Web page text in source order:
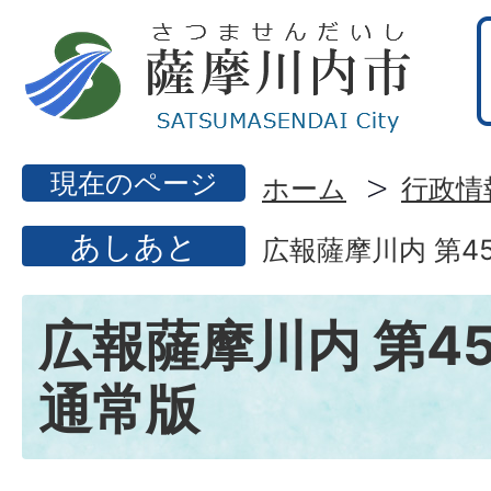
現在のページ ホーム 行政情
あしあと 広報薩摩川内 第
広報薩摩川内 第
通常版